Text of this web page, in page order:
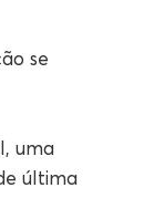
se
uma
última